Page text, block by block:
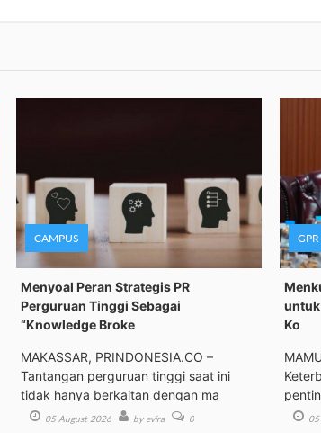
CAMPUS
Menyoal Peran Strategis PR
Perguruan Tinggi Sebagai
“Knowledge Broke
MAKASSAR, PRINDONESIA.CO –
Tantangan perguruan tinggi saat ini
tidak hanya berkaitan dengan ma
05 August 2026 by evira 0
GPR
untuk
Ko